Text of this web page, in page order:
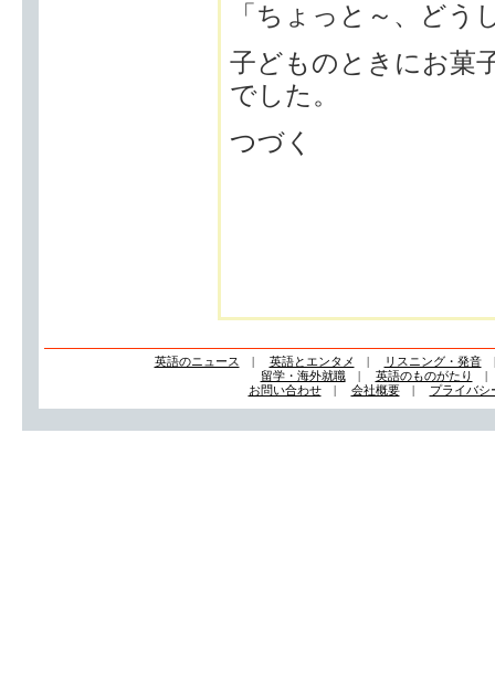
「ちょっと～、どう
子どものときにお菓
でした。
つづく
英語のニュース | 英語とエンタメ | リスニング・発音
留学・海外就職| 英語のものがたり
お問い合わせ| 会社概要| プライバシ